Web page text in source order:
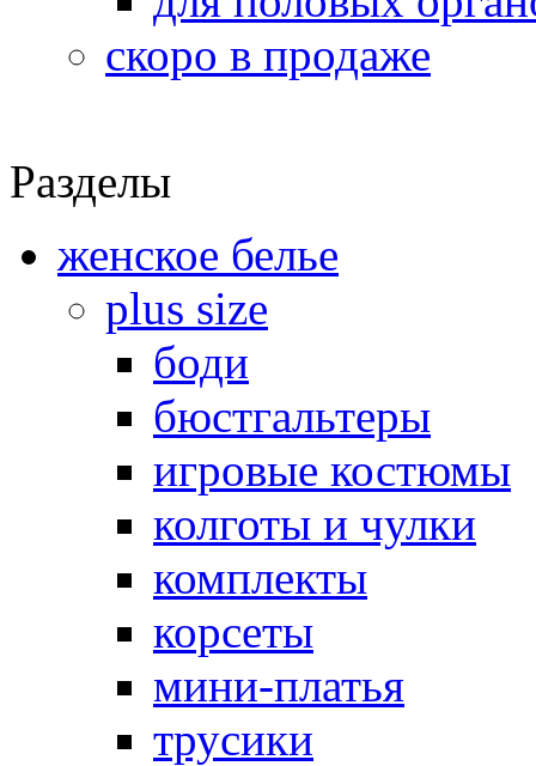
скоро в продаже
Разделы
женское белье
plus size
боди
бюстгальтеры
игровые костюмы
колготы и чулки
комплекты
корсеты
мини-платья
трусики